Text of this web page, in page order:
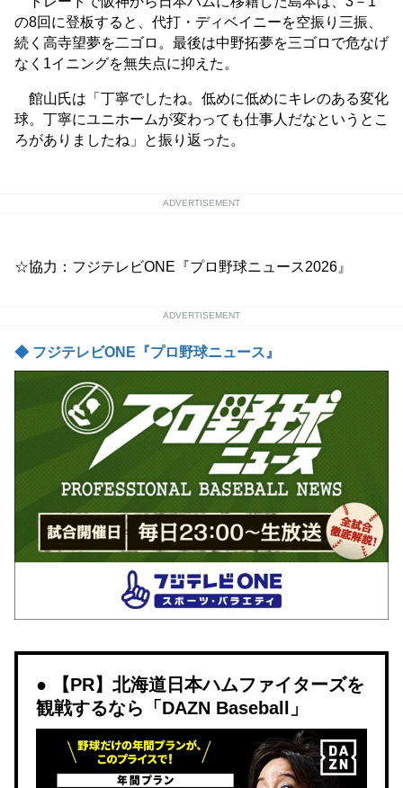
の8回に登板すると、代打・ディベイニーを空振り三振、
続く高寺望夢を二ゴロ。最後は中野拓夢を三ゴロで危なげ
なく1イニングを無失点に抑えた。
館山氏は「丁寧でしたね。低めに低めにキレのある変化
球。丁寧にユニホームが変わっても仕事人だなというとこ
ろがありましたね」と振り返った。
ADVERTISEMENT
☆協力：フジテレビONE『プロ野球ニュース2026』
ADVERTISEMENT
◆ フジテレビONE『プロ野球ニュース』
【PR】北海道日本ハムファイターズを
観戦するなら「DAZN Baseball」